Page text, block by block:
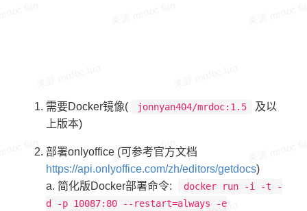
需要Docker镜像( jonnyan404/mrdoc:1.5
及以
上版本)
部署onlyoffice (可参考官方文档
https://api.onlyoffice.com/zh/editors/getdocs)
a. 简化版Docker部署命令:
docker run -i -t -
d -p 10087:80 --restart=always -e